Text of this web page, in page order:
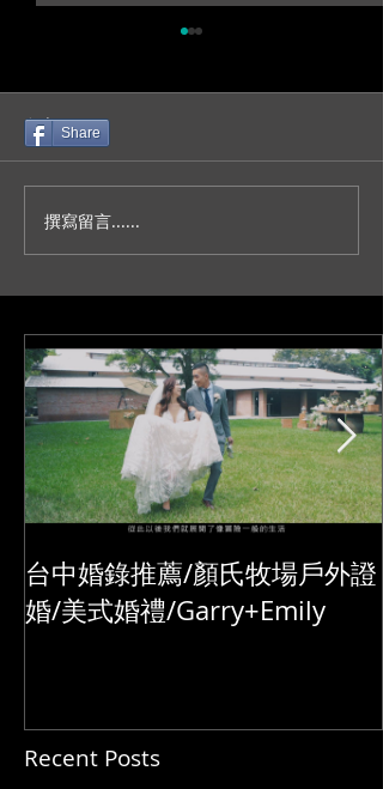
人生不就是一場冒險？/台
北新板希爾頓宴客/訂結儀
留言
撰寫留言......
Share
台中婚錄推薦/顏氏牧場戶外證
婚/美式婚禮/Garry+Emily
Recent Posts